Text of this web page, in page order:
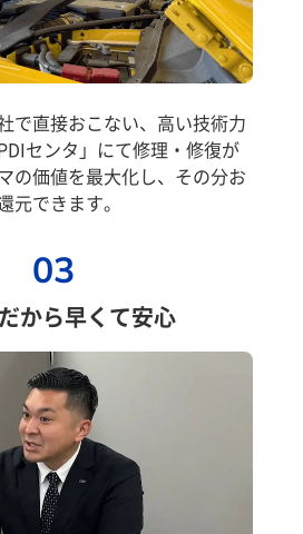
で直接おこない、高い技術力
センタ」にて修理・修復が
の価値を最大化し、その分お
元できます。
03
から早くて安心